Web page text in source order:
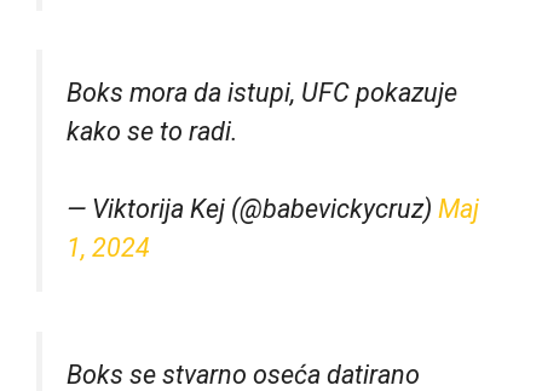
Boks mora da istupi, UFC pokazuje
kako se to radi.
— Viktorija Kej (@babevickycruz) Maj
1, 2024
Boks se stvarno oseća datirano